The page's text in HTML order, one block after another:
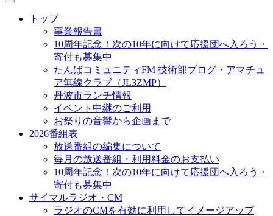
トップ
事業報告書
10周年記念！次の10年に向けて応援団へ入ろう・
寄付も募集中
たんばコミュニティFM 技術部ブログ・アマチュ
ア無線クラブ（JL3ZMP）
丹波市ランチ情報
イベント中継のご利用
お祭りの音響から企画まで
2026番組表
放送番組の編集について
毎月の放送番組・利用料金のお支払い
10周年記念！次の10年に向けて応援団へ入ろう・
寄付も募集中
サイマルラジオ・CM
ラジオのCMを有効に利用してイメージアップ